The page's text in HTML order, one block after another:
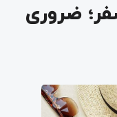
ضروری